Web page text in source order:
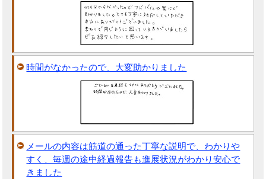
時間がなかったので、大変助かりました
メールの内容は筋道の通った丁寧な説明で、わかりや
すく、毎週の途中経過報告も進展状況がわかり安心で
きました